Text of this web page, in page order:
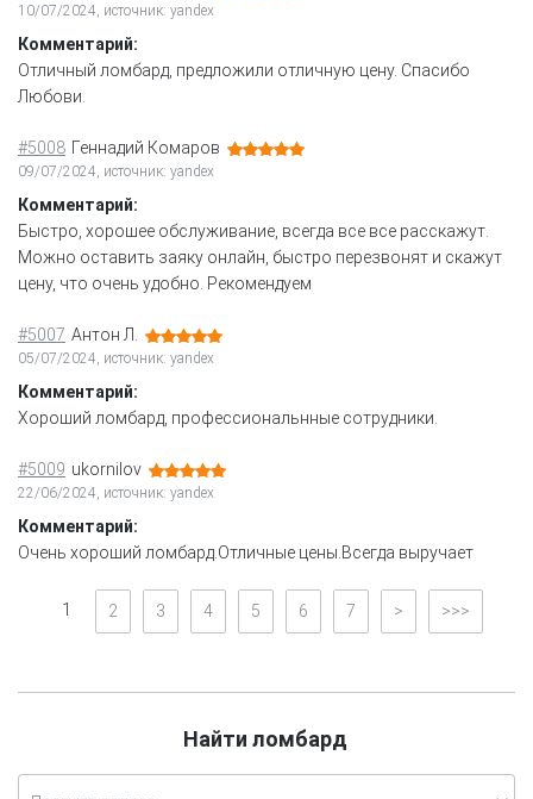
10/07/2024, источник: yandex
Комментарий:
Отличный ломбард, предложили отличную цену. Спасибо
Любови.
#5008 Геннадий Комаров
09/07/2024, источник: yandex
Комментарий:
Быстро, хорошее обслуживание, всегда все все расскажут.
Можно оставить заяку онлайн, быстро перезвонят и скажут
цену, что очень удобно. Рекомендуем
#5007 Антон Л.
05/07/2024, источник: yandex
Комментарий:
Хороший ломбард, профессиональнные сотрудники.
#5009 ukornilov
22/06/2024, источник: yandex
Комментарий:
Очень хороший ломбард.Отличные цены.Всегда выручает
1 2 3 4 5 6 7 > >>>
Найти ломбард